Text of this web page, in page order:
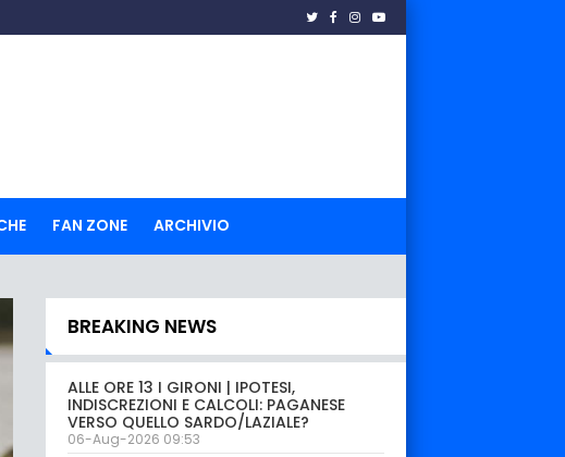
FAN ZONE ARCHIVIO
BREAKING NEWS
ALLE ORE 13 I GIRONI | IPOTESI,
INDISCREZIONI E CALCOLI: PAGANESE
VERSO QUELLO SARDO/LAZIALE?
06-Aug-2026 09:53